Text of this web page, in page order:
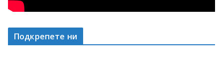
Подкрепете ни